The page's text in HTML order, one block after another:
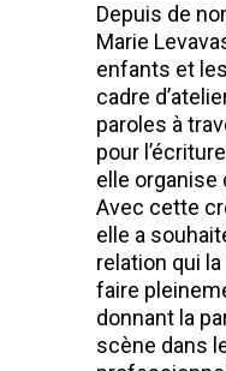
Depuis de
Marie
enfants et
cadre
paroles à
pour
elle
Avec cette
elle a
relation qui
faire
donnant la
scène dans